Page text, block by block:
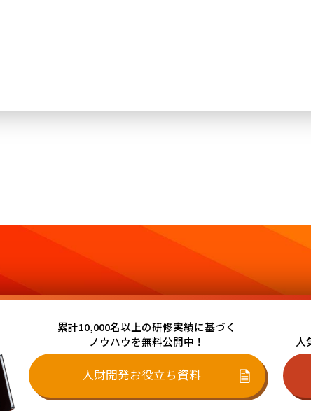
累計10,000名以上の研修実績に基づく
ノウハウを無料公開中！
人財開発お役立ち資料
人